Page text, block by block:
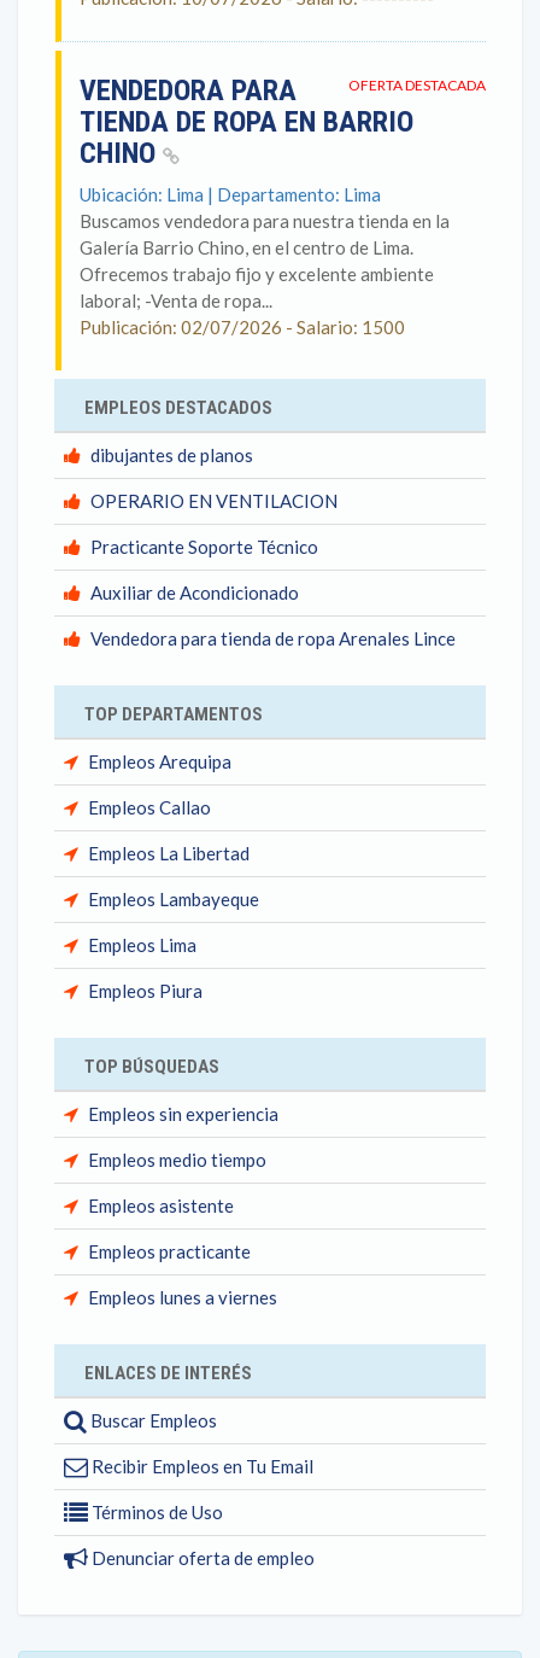
OFERTA DESTACADA
VENDEDORA PARA
TIENDA DE ROPA EN BARRIO
CHINO
Ubicación: Lima | Departamento: Lima
Buscamos vendedora para nuestra tienda en la
Galería Barrio Chino, en el centro de Lima.
Ofrecemos trabajo fijo y excelente ambiente
laboral; -Venta de ropa...
Publicación: 02/07/2026 - Salario: 1500
EMPLEOS DESTACADOS
dibujantes de planos
OPERARIO EN VENTILACION
Practicante Soporte Técnico
Auxiliar de Acondicionado
Vendedora para tienda de ropa Arenales Lince
TOP DEPARTAMENTOS
Empleos Arequipa
Empleos Callao
Empleos La Libertad
Empleos Lambayeque
Empleos Lima
Empleos Piura
TOP BÚSQUEDAS
Empleos sin experiencia
Empleos medio tiempo
Empleos asistente
Empleos practicante
Empleos lunes a viernes
ENLACES DE INTERÉS
Buscar Empleos
Recibir Empleos en Tu Email
Términos de Uso
Denunciar oferta de empleo